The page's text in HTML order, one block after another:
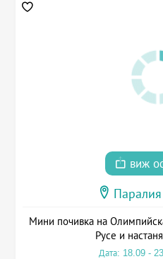
виж
Мини почивка на
Русе и
Дата: 18.09 -